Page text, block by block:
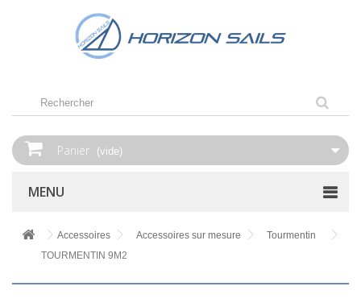
Panier (vide)
MENU
Accessoires Accessoires sur mesure
Tourmentin
TOURMENTIN 9M2